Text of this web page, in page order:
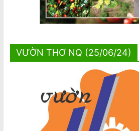
VƯỜN THƠ NQ (25/06/24)